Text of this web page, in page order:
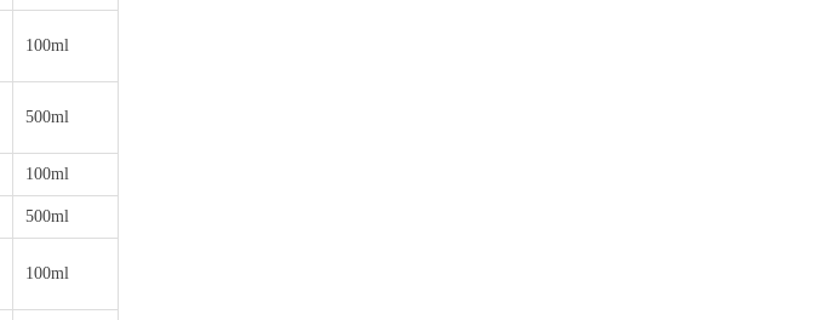
100ml
500ml
100ml
500ml
100ml